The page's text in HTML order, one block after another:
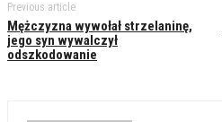
Previous article
Mężczyzna wywołał strzelaninę,
jego syn wywalczył
odszkodowanie